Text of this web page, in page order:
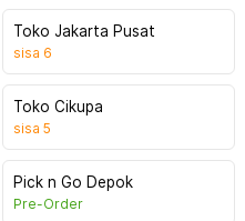
Toko Jakarta Pusat
sisa 6
Toko Cikupa
sisa 5
Pick n Go Depok
Pre-Order